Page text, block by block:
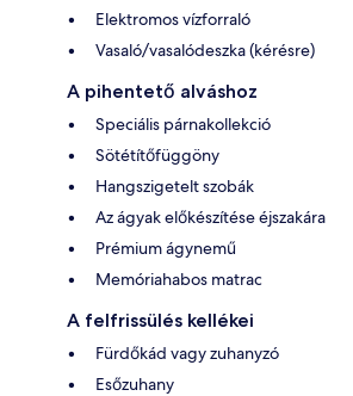
Elektromos vízforraló
Vasaló/vasalódeszka (kérésre)
A pihentető alváshoz
Speciális párnakollekció
Sötétítőfüggöny
Hangszigetelt szobák
Az ágyak előkészítése éjszakára
Prémium ágynemű
Memóriahabos matrac
A felfrissülés kellékei
Fürdőkád vagy zuhanyzó
Esőzuhany